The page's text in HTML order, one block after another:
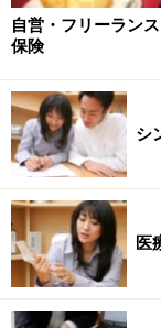
※夫の死亡保障額
次に、子どもが
て見てみましょう
※記事内容は執筆時
い。
自営・フリーラン
保険
シ
医